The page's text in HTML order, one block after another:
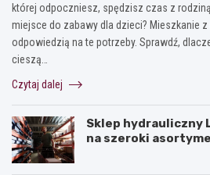
której odpoczniesz, spędzisz czas z
miejsce do zabawy dla dzieci? Mieszkanie
odpowiedzią na te potrzeby. Sprawdź,
cieszą…
Czytaj dalej
Sklep hydrauliczny
na szeroki